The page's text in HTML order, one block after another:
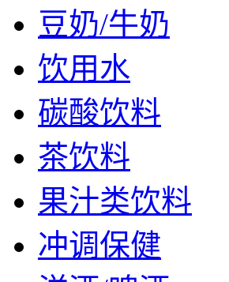
豆奶/牛奶
饮用水
碳酸饮料
茶饮料
果汁类饮料
冲调保健